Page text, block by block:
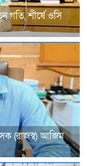
গতি, শীর্ষে ওসি
(রাজস্ব) আজিম